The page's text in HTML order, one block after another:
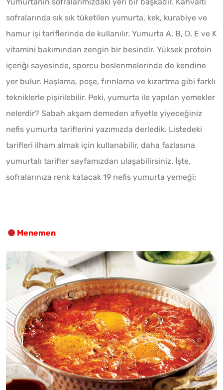
sofralarında sık sık tüketilen yumurta, kek, kurabiye ve
hamur işi tariflerinde de kullanılır. Yumurta A, B, D, E ve K
vitamini bakımından zengin bir besindir. Yüksek protein
içeriği sayesinde, sporcu beslenmelerinde de kendine
yer bulur. Haşlama, poşe, fırınlama ve kızartma gibi farklı
tekniklerle pişirilebilir. Peki, yumurta ile yapılan yemekler
nelerdir? Sabah akşam demeden afiyetle yiyeceğiniz
nefis yumurta tariflerini yazımızda derledik. Listedeki
tarifleri ilham almak için kullanabilir, daha fazlasına
yumurtalı tarifler sayfamızdan ulaşabilirsiniz. İşte,
sofralarınıza renk katacak 19 nefis yumurta yemeği:
Menemen